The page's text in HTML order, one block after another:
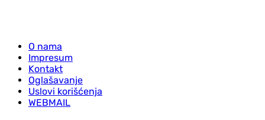
O nama
Impresum
Kontakt
Oglašavanje
Uslovi korišćenja
WEBMAIL